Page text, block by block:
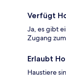
Verfügt
Ja, es gibt
Zugang
Erlaubt
Haustiere